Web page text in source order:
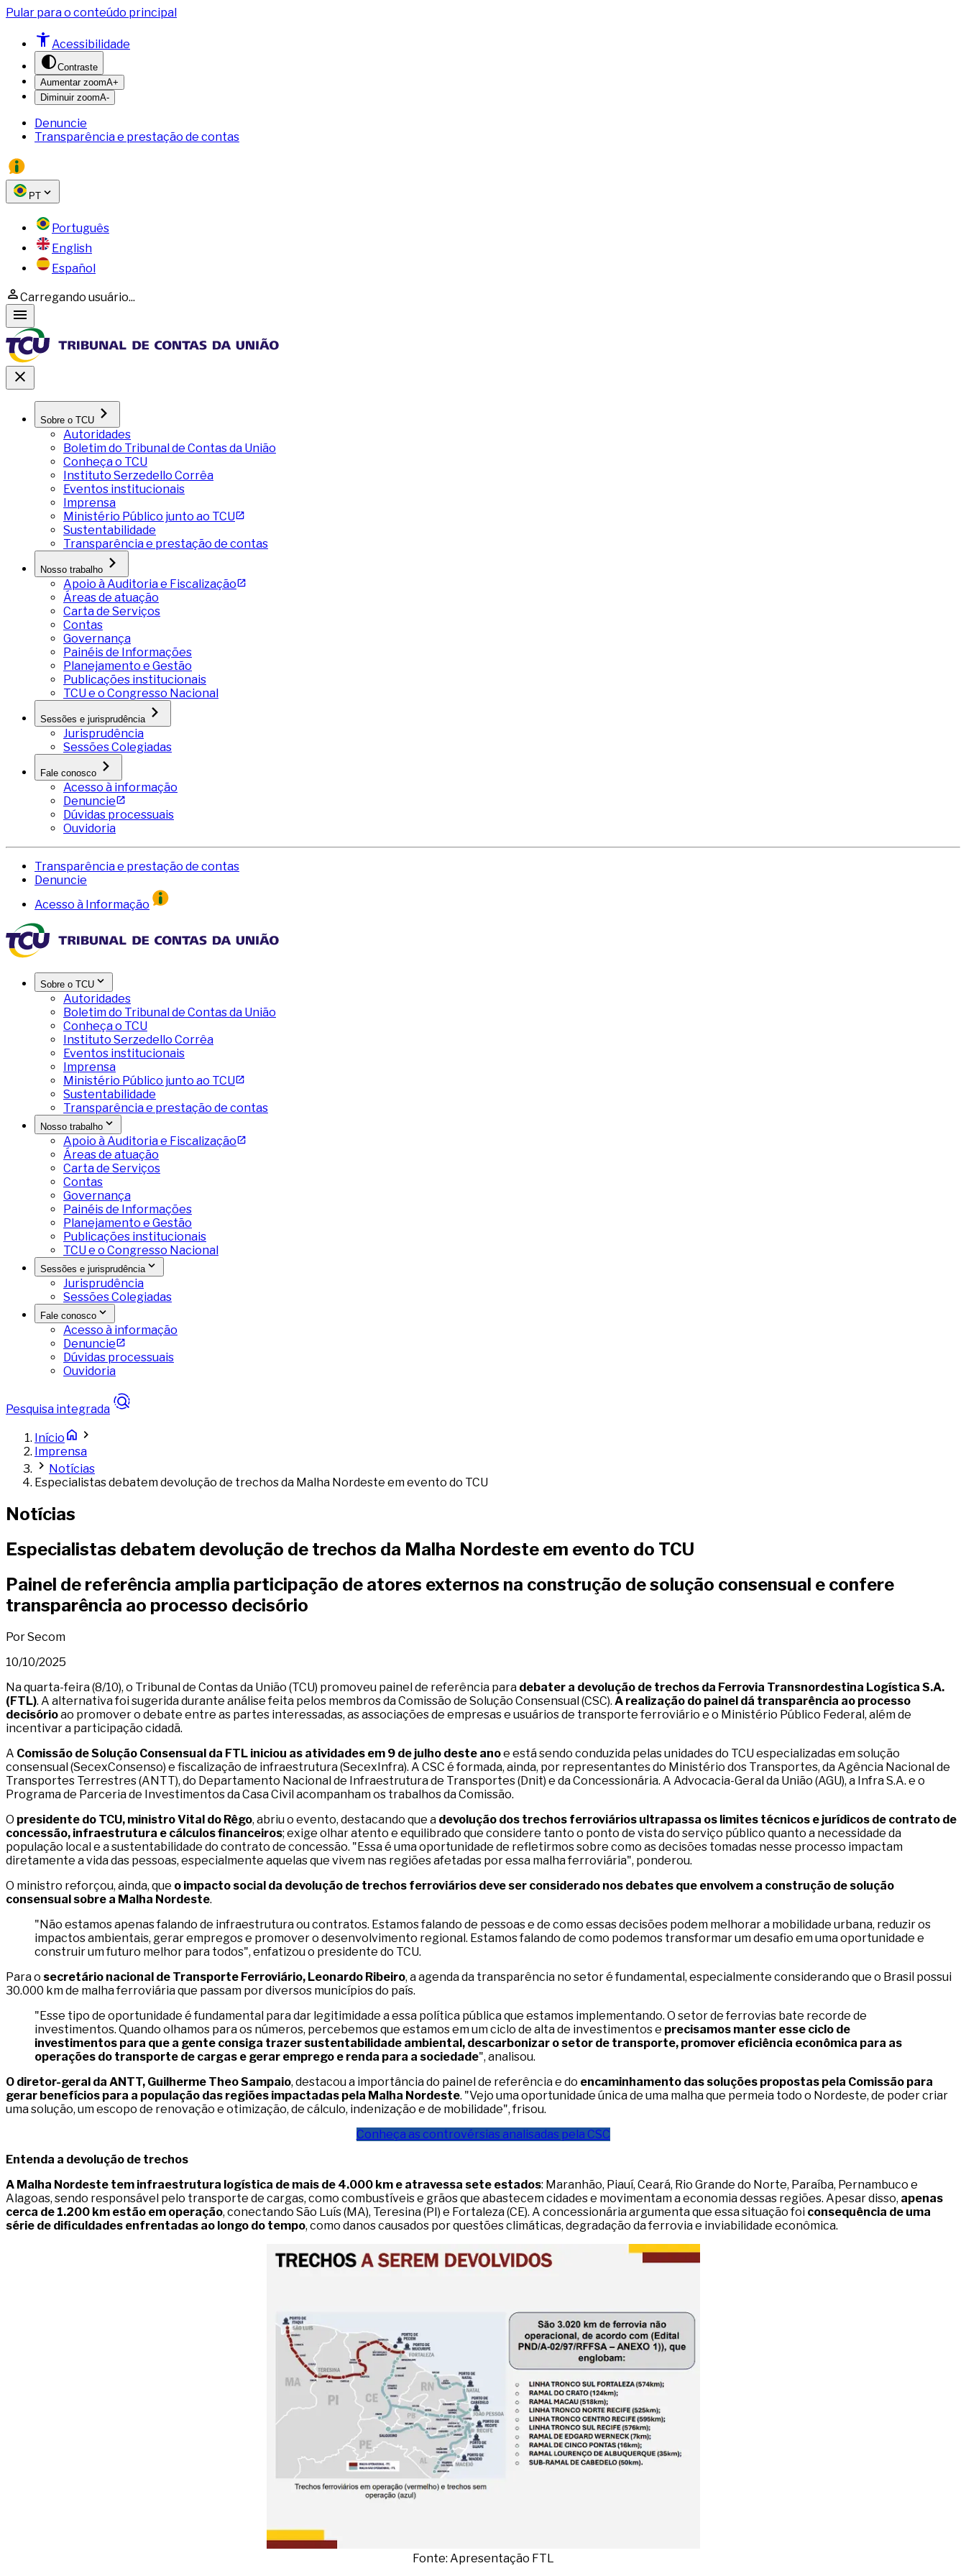
Pular para o conteúdo principal
Acessibilidade
Contraste
Aumentar zoomA+
Diminuir zoomA-
Denuncie
Transparência e prestação de contas
PT
Português
English
Español
Carregando usuário...
Sobre o TCU
Autoridades
Boletim do Tribunal de Contas da União
Conheça o TCU
Instituto Serzedello Corrêa
Eventos institucionais
Imprensa
Ministério Público junto ao TCU
Sustentabilidade
Transparência e prestação de contas
Nosso trabalho
Apoio à Auditoria e Fiscalização
Áreas de atuação
Carta de Serviços
Contas
Governança
Painéis de Informações
Planejamento e Gestão
Publicações institucionais
TCU e o Congresso Nacional
Sessões e jurisprudência
Jurisprudência
Sessões Colegiadas
Fale conosco
Acesso à informação
Denuncie
Dúvidas processuais
Ouvidoria
Transparência e prestação de contas
Denuncie
Acesso à Informação
Sobre o TCU
Autoridades
Boletim do Tribunal de Contas da União
Conheça o TCU
Instituto Serzedello Corrêa
Eventos institucionais
Imprensa
Ministério Público junto ao TCU
Sustentabilidade
Transparência e prestação de contas
Nosso trabalho
Apoio à Auditoria e Fiscalização
Áreas de atuação
Carta de Serviços
Contas
Governança
Painéis de Informações
Planejamento e Gestão
Publicações institucionais
TCU e o Congresso Nacional
Sessões e jurisprudência
Jurisprudência
Sessões Colegiadas
Fale conosco
Acesso à informação
Denuncie
Dúvidas processuais
Ouvidoria
Pesquisa integrada
Início
Imprensa
Notícias
Especialistas debatem devolução de trechos da Malha Nordeste em evento do TCU
Notícias
Especialistas debatem devolução de trechos da Malha Nordeste em evento do TCU
Painel de referência amplia participação de atores externos na construção de solução consensual e confere
transparência ao processo decisório
Por Secom
10/10/2025
Na quarta-feira (8/10), o Tribunal de Contas da União (TCU) promoveu painel de referência para debater a devolução de trechos da Ferrovia Transnordestina Logística S.A.
(FTL). A alternativa foi sugerida durante análise feita pelos membros da Comissão de Solução Consensual (CSC). A realização do painel dá transparência ao processo
decisórioao promover o debate entre as partes interessadas, as associações de empresas e usuários de transporte ferroviário e o Ministério Público Federal, além de
incentivar a participação cidadã.
A Comissão de Solução Consensual da FTL iniciou as atividades em 9 de julho deste anoe está sendo conduzida pelas unidades do TCU especializadas em solução
consensual (SecexConsenso) e fiscalização de infraestrutura (SecexInfra). A CSC é formada, ainda, por representantes do Ministério dos Transportes, da Agência Nacional de
Transportes Terrestres (ANTT), do Departamento Nacional de Infraestrutura de Transportes (Dnit) e da Concessionária. A Advocacia-Geral da União (AGU), a Infra S.A. e o
Programa de Parceria de Investimentos da Casa Civil acompanham os trabalhos da Comissão.
O presidente do TCU, ministro Vital do Rêgo, abriu o evento, destacando que a devolução dos trechos ferroviários ultrapassa os limites técnicos e jurídicos de contrato de
concessão, infraestrutura e cálculos financeiros; exige olhar atento e equilibrado que considere tanto o ponto de vista do serviço público quanto a necessidade da
população local e a sustentabilidade do contrato de concessão. "Essa é uma oportunidade de refletirmos sobre como as decisões tomadas nesse processo impactam
diretamente a vida das pessoas, especialmente aquelas que vivem nas regiões afetadas por essa malha ferroviária", ponderou.
O ministro reforçou, ainda, que o impacto social da devolução de trechos ferroviários deve ser considerado nos debates que envolvem a construção de solução
consensual sobre a Malha Nordeste.
"Não estamos apenas falando de infraestrutura ou contratos. Estamos falando de pessoas e de como essas decisões podem melhorar a mobilidade urbana, reduzir os
impactos ambientais, gerar empregos e promover o desenvolvimento regional. Estamos falando de como podemos transformar um desafio em uma oportunidade e
construir um futuro melhor para todos", enfatizou o presidente do TCU.
Para o secretário nacional de Transporte Ferroviário, Leonardo Ribeiro, a agenda da transparência no setor é fundamental, especialmente considerando que o Brasil possui
30.000 km de malha ferroviária que passam por diversos municípios do país.
"Esse tipo de oportunidade é fundamental para dar legitimidade a essa política pública que estamos implementando. O setor de ferrovias bate recorde de
investimentos. Quando olhamos para os números, percebemos que estamos em um ciclo de alta de investimentos e precisamos manter esse ciclo de
investimentos para que a gente consiga trazer sustentabilidade ambiental, descarbonizar o setor de transporte, promover eficiência econômica para as
operações do transporte de cargas e gerar emprego e renda para a sociedade", analisou.
O diretor-geral da ANTT, Guilherme Theo Sampaio, destacou a importância do painel de referência e do encaminhamento das soluções propostas pela Comissão para
gerar benefícios para a população das regiões impactadas pela Malha Nordeste. "Vejo uma oportunidade única de uma malha que permeia todo o Nordeste, de poder criar
uma solução, um escopo de renovação e otimização, de cálculo, indenização e de mobilidade", frisou.
Conheça as controvérsias analisadas pela CSC
Entenda a devolução de trechos
A Malha Nordeste tem infraestrutura logística de mais de 4.000 km e atravessa sete estados: Maranhão, Piauí, Ceará, Rio Grande do Norte, Paraíba, Pernambuco e
Alagoas, sendo responsável pelo transporte de cargas, como combustíveis e grãos que abastecem cidades e movimentam a economia dessas regiões. Apesar disso, apenas
cerca de 1.200 km estão em operação, conectando São Luís (MA), Teresina (PI) e Fortaleza (CE). A concessionária argumenta que essa situação foi consequência de uma
série de dificuldades enfrentadas ao longo do tempo, como danos causados por questões climáticas, degradação da ferrovia e inviabilidade econômica.
Fonte: Apresentação FTL